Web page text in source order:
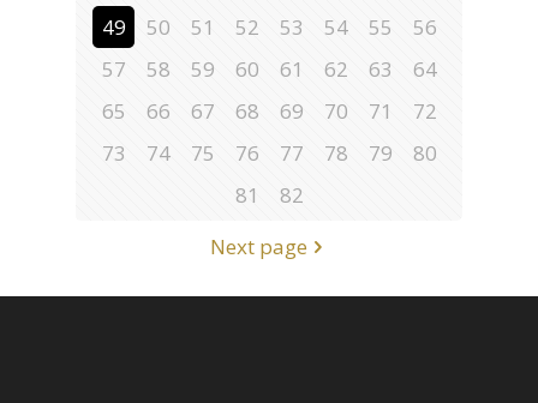
49
50 51 52 53 54 55
56
57
58 59 60 61 62 63
64
65
66 67 68 69 70 71
72
73
74 75 76 77 78 79
80
81
82
Next page